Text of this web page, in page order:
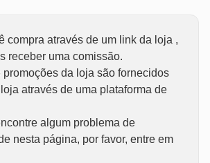
compra através de um link da loja ,
receber uma comissão.
promoções da loja são fornecidos
através de uma plataforma de
algum problema de
nesta página, por favor, entre em